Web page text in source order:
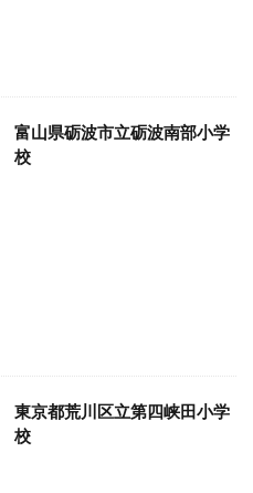
富山県砺波市立砺波南部小学
校
東京都荒川区立第四峡田小学
校